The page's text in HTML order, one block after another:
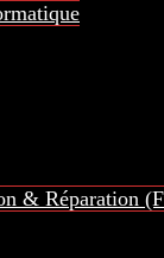
& Réparation